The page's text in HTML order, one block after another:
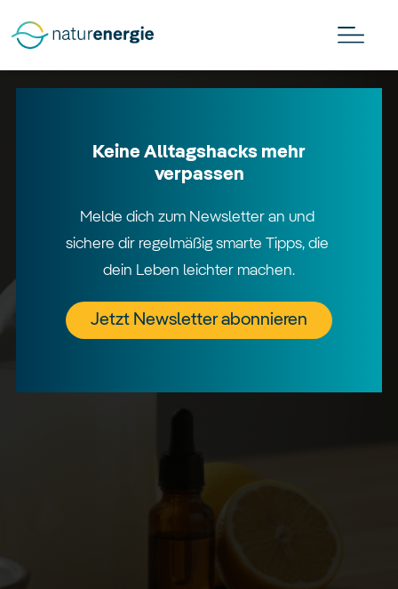
Keine Alltagshacks mehr
verpassen
Melde dich zum Newsletter an und
sichere dir regelmäßig smarte Tipps, die
dein Leben leichter machen.
Jetzt Newsletter abonnieren